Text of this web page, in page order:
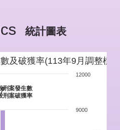
標 統計圖表
及破獲率(113年9月調整標
刑案發生數
刑案破獲率
9000
12000